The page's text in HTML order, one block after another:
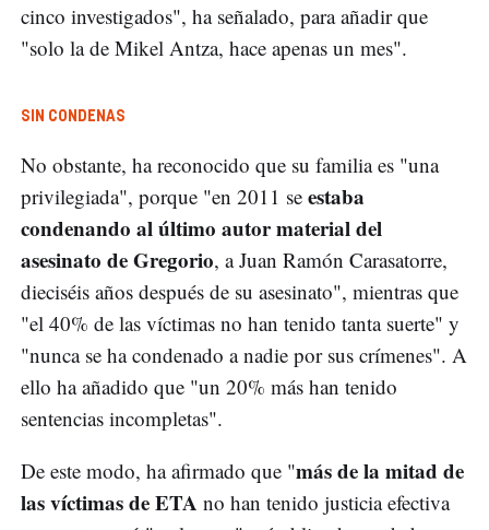
cinco investigados", ha señalado, para añadir que
"solo la de Mikel Antza, hace apenas un mes".
SIN CONDENAS
No obstante, ha reconocido que su familia es "una
privilegiada", porque "en 2011 se estaba
condenando al último autor material del
asesinato de Gregorio, a Juan Ramón Carasatorre,
dieciséis años después de su asesinato", mientras que
"el 40% de las víctimas no han tenido tanta suerte" y
"nunca se ha condenado a nadie por sus crímenes". A
ello ha añadido que "un 20% más han tenido
sentencias incompletas".
De este modo, ha afirmado que "más de la mitad de
las víctimas de ETA no han tenido justicia efectiva